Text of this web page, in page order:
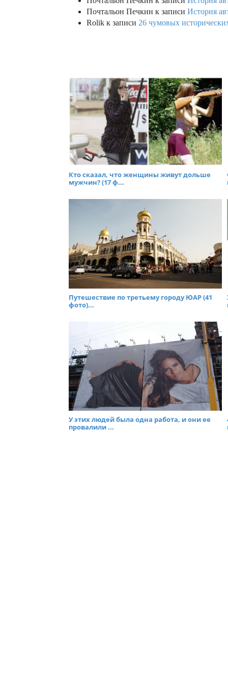
Почтальон Печкин к записи История
Rolik к записи 26 чумовых
Кто сказал, что женщины живут дольше
мужчин? (17 ф...
Путешествие по третьему городу ЮАР (41
фото)...
У этих людей была одна работа, и они ее
провалили ...